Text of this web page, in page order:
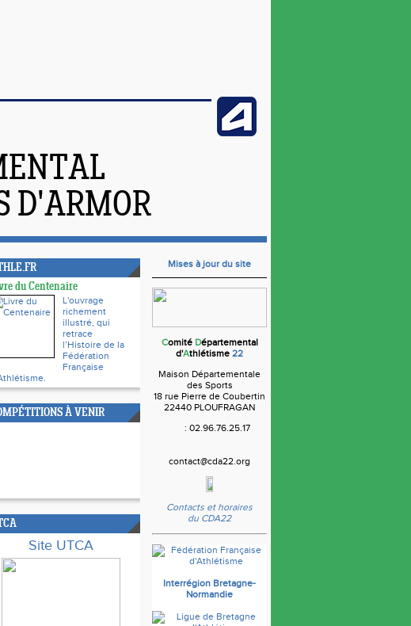
D'ARMOR
du Centenaire
L'ouvrage
richement
illustré, qui
retrace
l’Histoire de la
Fédération
Française
À VENIR
Site UTCA
Mises à jour du site
Comité Départemental
d'Athlétisme 22
Maison Départementale
des Sports
18 rue Pierre de Coubertin
22440 PLOUFRAGAN
: 02.96.76.25.17
contact@cda22.org
Contacts et horaires
du CDA22
Interrégion Bretagne-
Normandie